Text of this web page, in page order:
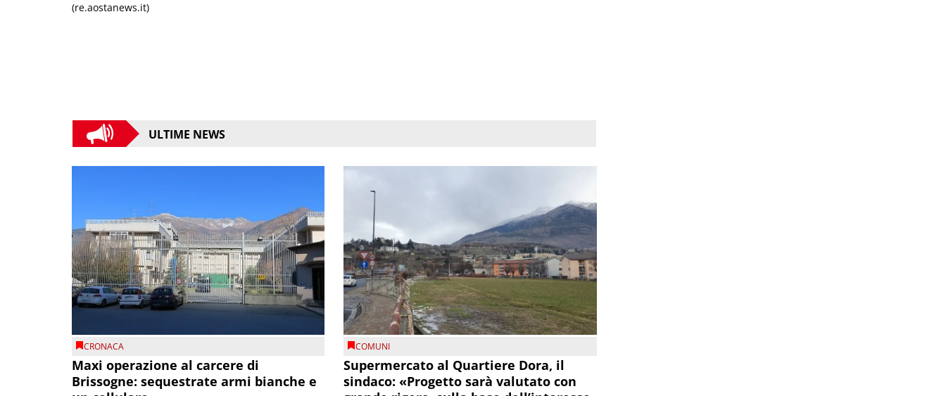
(re.aostanews.it)
ULTIME NEWS
CRONACA
Maxi operazione al carcere di
Brissogne: sequestrate armi bianche e
COMUNI
Supermercato al Quartiere Dora, il
sindaco: «Progetto sarà valutato con